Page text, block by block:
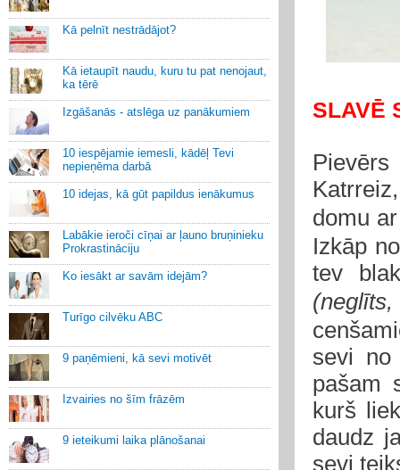
Kā pelnīt nestrādājot?
Kā ietaupīt naudu, kuru tu pat nenojaut,
ka tērē
Izgāšanās - atslēga uz panākumiem
10 iespējamie iemesli, kādēļ Tevi
nepieņēma darbā
10 idejas, kā gūt papildus ienākumus
Labākie ieroči cīņai ar ļauno bruņinieku
Prokrastināciju
Ko iesākt ar savām idejām?
Turīgo cilvēku ABC
9 paņēmieni, kā sevi motivēt
Izvairies no šīm frāzēm
9 ieteikumi laika plānošanai
SLAVĒ
domu
Izkāp
tev
sevi no
pašam
kurš
daudz
sevi